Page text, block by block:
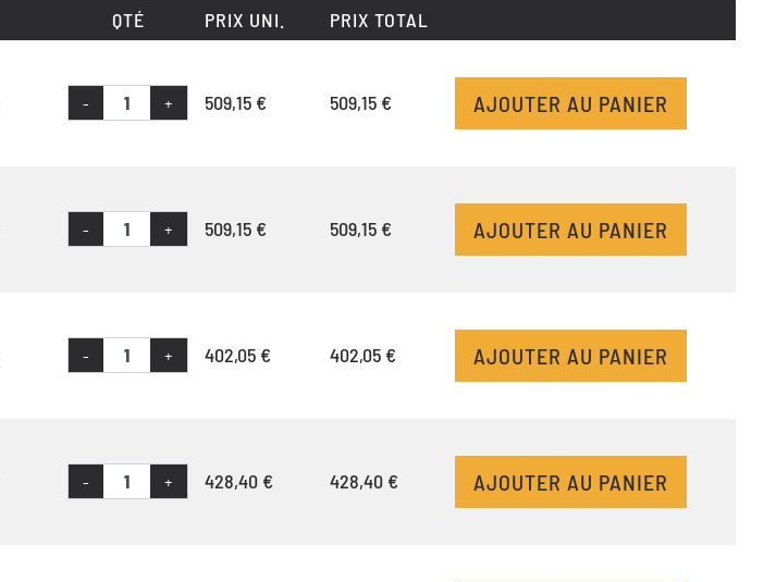
QTÉ PRIX UNI. PRIX TOTAL
- + 509,15 € 509,15 € AJOUTER AU PANIER
- + 509,15 € 509,15 € AJOUTER AU PANIER
- + 402,05 € 402,05 € AJOUTER AU PANIER
- + 428,40 € 428,40 € AJOUTER AU PANIER